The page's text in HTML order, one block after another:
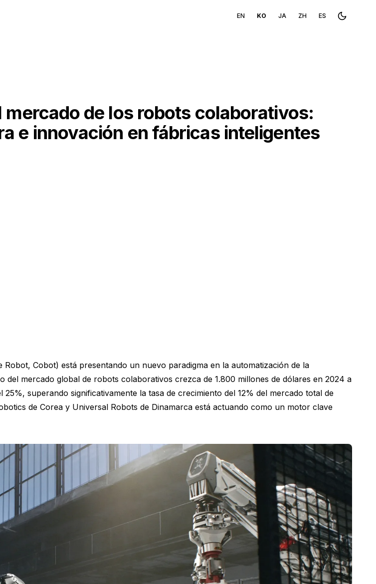
EN KO JA ZH ES Toggle
de los robots colaborativos:
e innovación en fábricas inteligentes
Cobot) está presentando un nuevo paradigma en la automatización de la
mercado global de robots colaborativos crezca de 1.800 millones de dólares en 2024 a
superando significativamente la tasa de crecimiento del 12% del mercado total de
de Corea y Universal Robots de Dinamarca está actuando como un motor clave